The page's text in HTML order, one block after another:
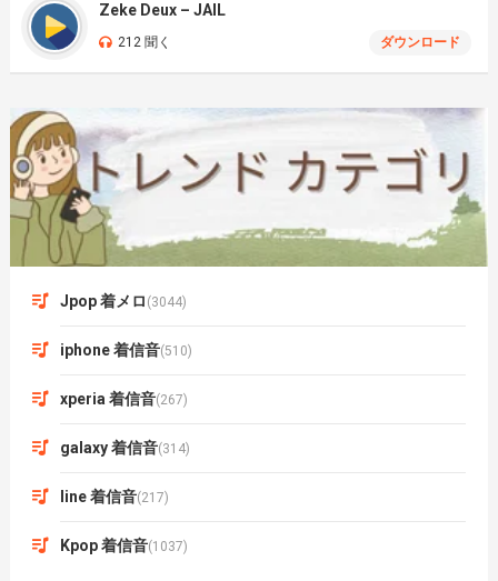
Zeke Deux – JAIL
212 聞く ダウンロード
Jpop 着メロ (3044)
iphone 着信音(510)
xperia 着信音(267)
galaxy 着信音(314)
line 着信音(217)
Kpop 着信音(1037)